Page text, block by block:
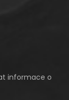
informace o